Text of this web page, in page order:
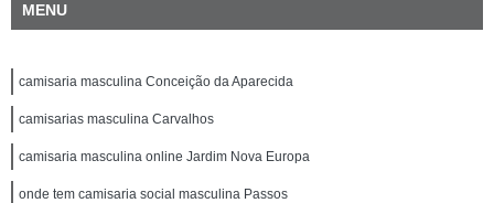
MENU
camisaria masculina Conceição da Aparecida
camisarias masculina Carvalhos
camisaria masculina online Jardim Nova Europa
onde tem camisaria social masculina Passos